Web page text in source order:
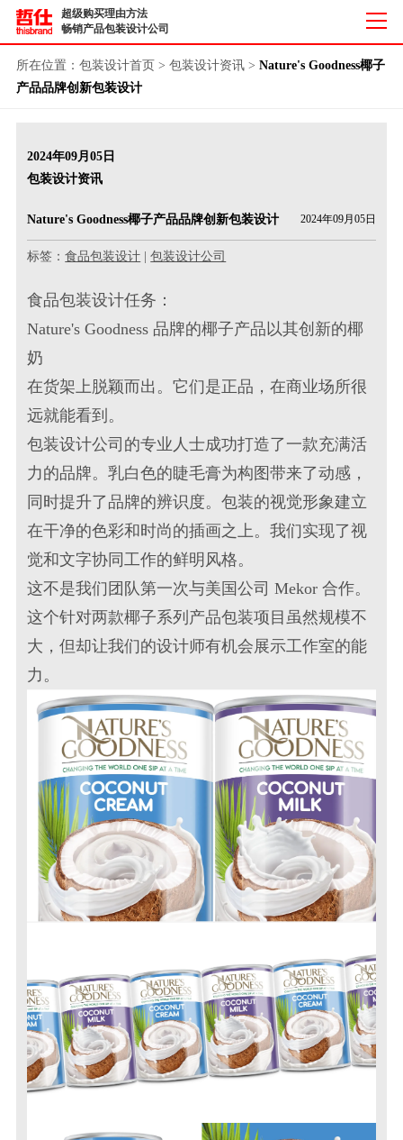
超级购买理由方法
畅销产品包装设计公司
所在位置： 包装设计首页 > 包装设计资讯> Nature's Goodness椰子
产品品牌创新包装设计
2024年09月05日
包装设计资讯
Nature's Goodness椰子产品品牌创新包装设计 2024年09月05日
标签：食品包装设计 |包装设计公司
食品包装设计任务：
Nature's Goodness 品牌的椰子产品以其创新的椰
奶
在货架上脱颖而出。它们是正品，在商业场所很
远就能看到。
包装设计公司 的专业人士成功打造了一款充满活
力的品牌。乳白色的睫毛膏为构图带来了动感，
同时提升了品牌的辨识度。包装的视觉形象建立
在干净的色彩和时尚的插画之上。我们实现了视
觉和文字协同工作的鲜明风格。
这不是我们团队第一次与美国公司 Mekor 合作。
这个针对两款椰子系列产品包装项目虽然规模不
大，但却让我们的设计师有机会展示工作室的能
力。